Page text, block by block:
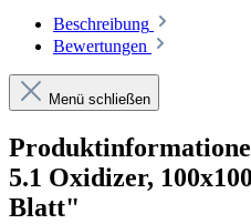
Beschreibung
Bewertungen
Menü schließen
5.1 Oxidizer,
Blatt"